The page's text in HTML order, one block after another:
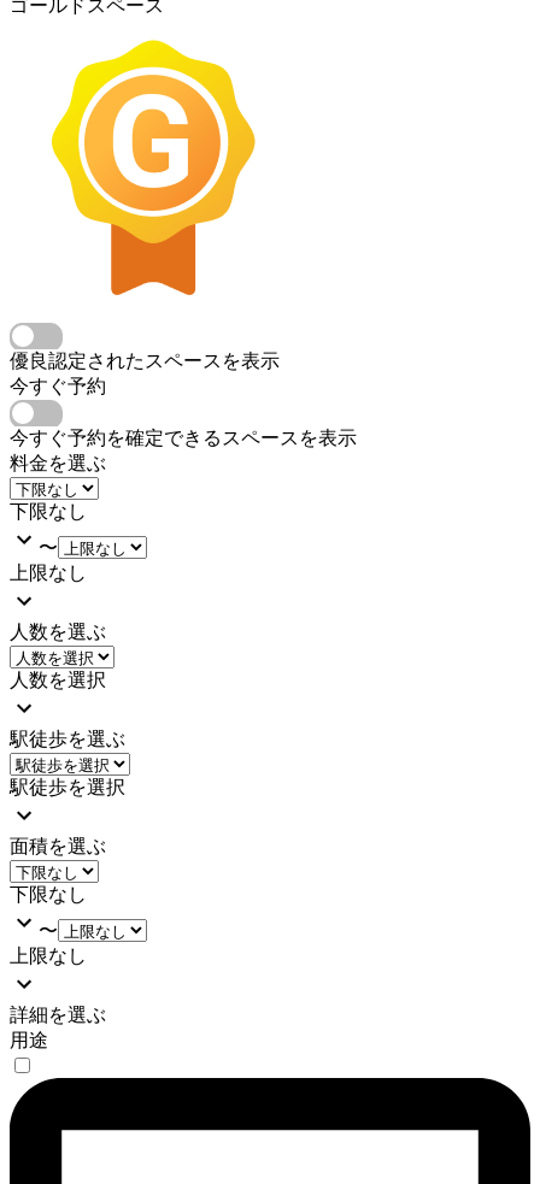
ゴールドスペース
優良認定されたスペースを表示
今すぐ予約
今すぐ予約を確定できるスペースを表示
料金を選ぶ
下限なし
〜
上限なし
人数を選ぶ
人数を選択
駅徒歩を選ぶ
駅徒歩を選択
面積を選ぶ
下限なし
〜
上限なし
詳細を選ぶ
用途